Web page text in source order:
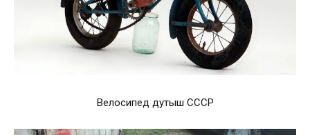
Велосипед дутыш СССР